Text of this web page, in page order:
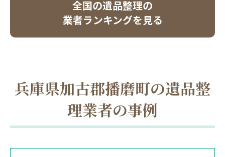
全国の遺品整理の
業者ランキングを見る
兵庫県加古郡播磨町の遺品整
理業者の事例